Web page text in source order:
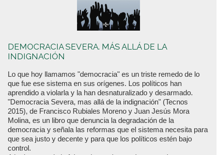
DEMOCRACIA SEVERA. MÁS ALLÁ DE LA
INDIGNACIÓN
Lo que hoy llamamos "democracia" es un triste remedo de lo
que fue ese sistema en sus orígenes. Los políticos han
aprendido a violarla y la han desnaturalizado y desarmado.
"Democracia Severa, mas allá de la indignación" (Tecnos
2015), de Francisco Rubiales Moreno y Juan Jesús Mora
Molina, es un libro que denuncia la degradación de la
democracia y señala las reformas que el sistema necesita para
que sea justo y decente y para que los políticos estén bajo
control.